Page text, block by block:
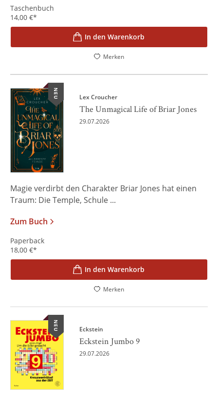
Taschenbuch
14,00 €*
In den Warenkorb
Merken
NEU Lex Croucher
The Unmagical Life of Briar Jones
29.07.2026
Magie verdirbt den Charakter Briar Jones hat einen
Traum: Die Temple, Schule ...
Zum Buch
Paperback
18,00 €*
In den Warenkorb
Merken
NEU Eckstein
Eckstein Jumbo 9
29.07.2026